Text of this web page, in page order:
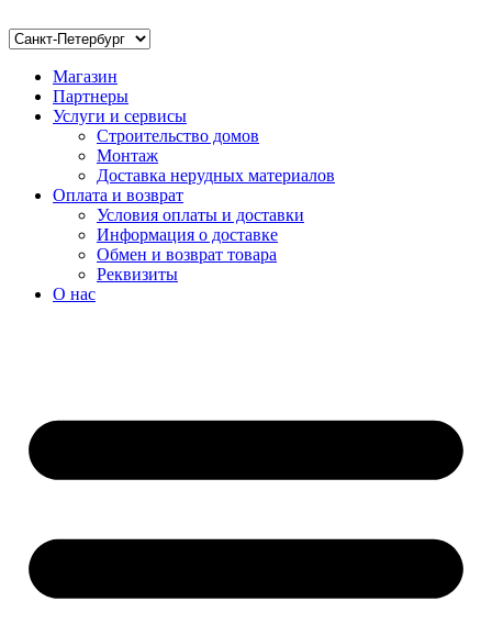
Магазин
Партнеры
Услуги и сервисы
Строительство домов
Монтаж
Доставка нерудных материалов
Оплата и возврат
Условия оплаты и доставки
Информация о доставке
Обмен и возврат товара
Реквизиты
О нас